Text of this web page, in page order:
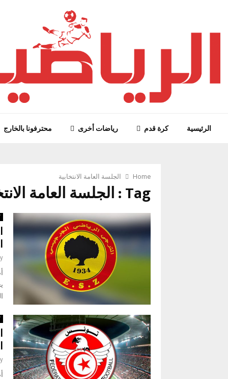
الرئيسية كرة قدم رياضات أخرى محترفونا بالخارج
Home الجلسة العامة الانتخابية
Tag : الجلسة العامة الانتخابية